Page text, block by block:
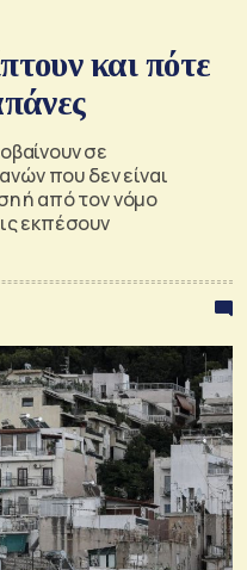
και πότε
σε
που δεν είναι
ή από τον νόμο
εκπέσουν